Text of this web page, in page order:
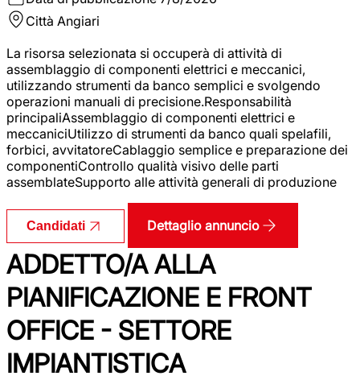
Città Angiari
La risorsa selezionata si occuperà di attività di
assemblaggio di componenti elettrici e meccanici,
utilizzando strumenti da banco semplici e svolgendo
operazioni manuali di precisione.Responsabilità
principaliAssemblaggio di componenti elettrici e
meccaniciUtilizzo di strumenti da banco quali spelafili,
forbici, avvitatoreCablaggio semplice e preparazione dei
componentiControllo qualità visivo delle parti
assemblateSupporto alle attività generali di produzione
Candidati Dettaglio annuncio
ADDETTO/A ALLA
PIANIFICAZIONE E FRONT
OFFICE - SETTORE
IMPIANTISTICA